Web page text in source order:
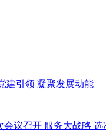
建引领 凝聚发展动能
议召开 服务大战略